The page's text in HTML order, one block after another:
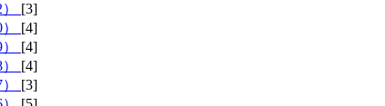
[3]
[4]
[4]
[4]
[3]